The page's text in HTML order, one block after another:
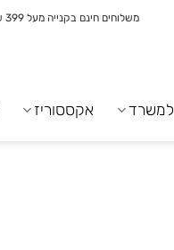
משלוחים חינם בקנייה מעל 399 ש"ח לא כולל ריהוט
למשרד אקססוריז